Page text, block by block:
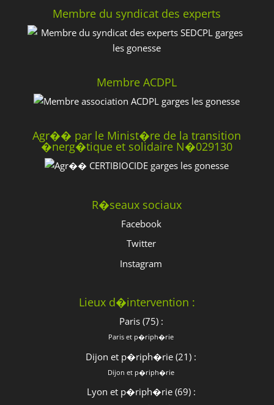
Membre du syndicat des experts
Membre ACDPL
Agr�� par le Minist�re de la transition
�nerg�tique et solidaire N�029130
R�seaux sociaux
Facebook
Twitter
Instagram
Lieux d�intervention :
Paris (75) :
Paris et p�riph�rie
Dijon et p�riph�rie (21) :
Dijon et p�riph�rie
Lyon et p�riph�rie (69) :